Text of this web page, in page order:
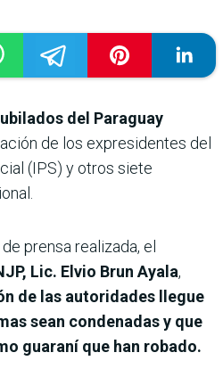
del Paraguay
de los expresidentes del
(IPS) y otros siete
prensa realizada, el
Lic. Elvio Brun Ayala,
de las autoridades llegue
sean condenadas y que
guaraní que han robado.